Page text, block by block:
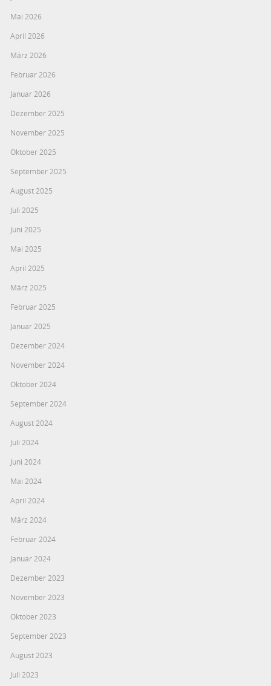
Mai 2026
April 2026
März 2026
Februar 2026
Januar 2026
Dezember 2025
November 2025
Oktober 2025
September 2025
August 2025
Juli 2025
Juni 2025
Mai 2025
April 2025
März 2025
Februar 2025
Januar 2025
Dezember 2024
November 2024
Oktober 2024
September 2024
August 2024
Juli 2024
Juni 2024
Mai 2024
April 2024
März 2024
Februar 2024
Januar 2024
Dezember 2023
November 2023
Oktober 2023
September 2023
August 2023
Juli 2023